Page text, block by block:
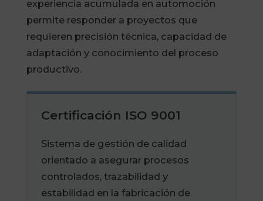
experiencia acumulada en automoción
permite responder a proyectos que
requieren precisión técnica, capacidad de
adaptación y conocimiento del proceso
productivo.
Certificación ISO 9001
Sistema de gestión de calidad
orientado a asegurar procesos
controlados, trazabilidad y
estabilidad en la fabricación de